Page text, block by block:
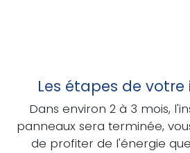
Les étapes de
Dans environ 2 à 3 mois,
panneaux sera terminée,
de profiter de l'énergie